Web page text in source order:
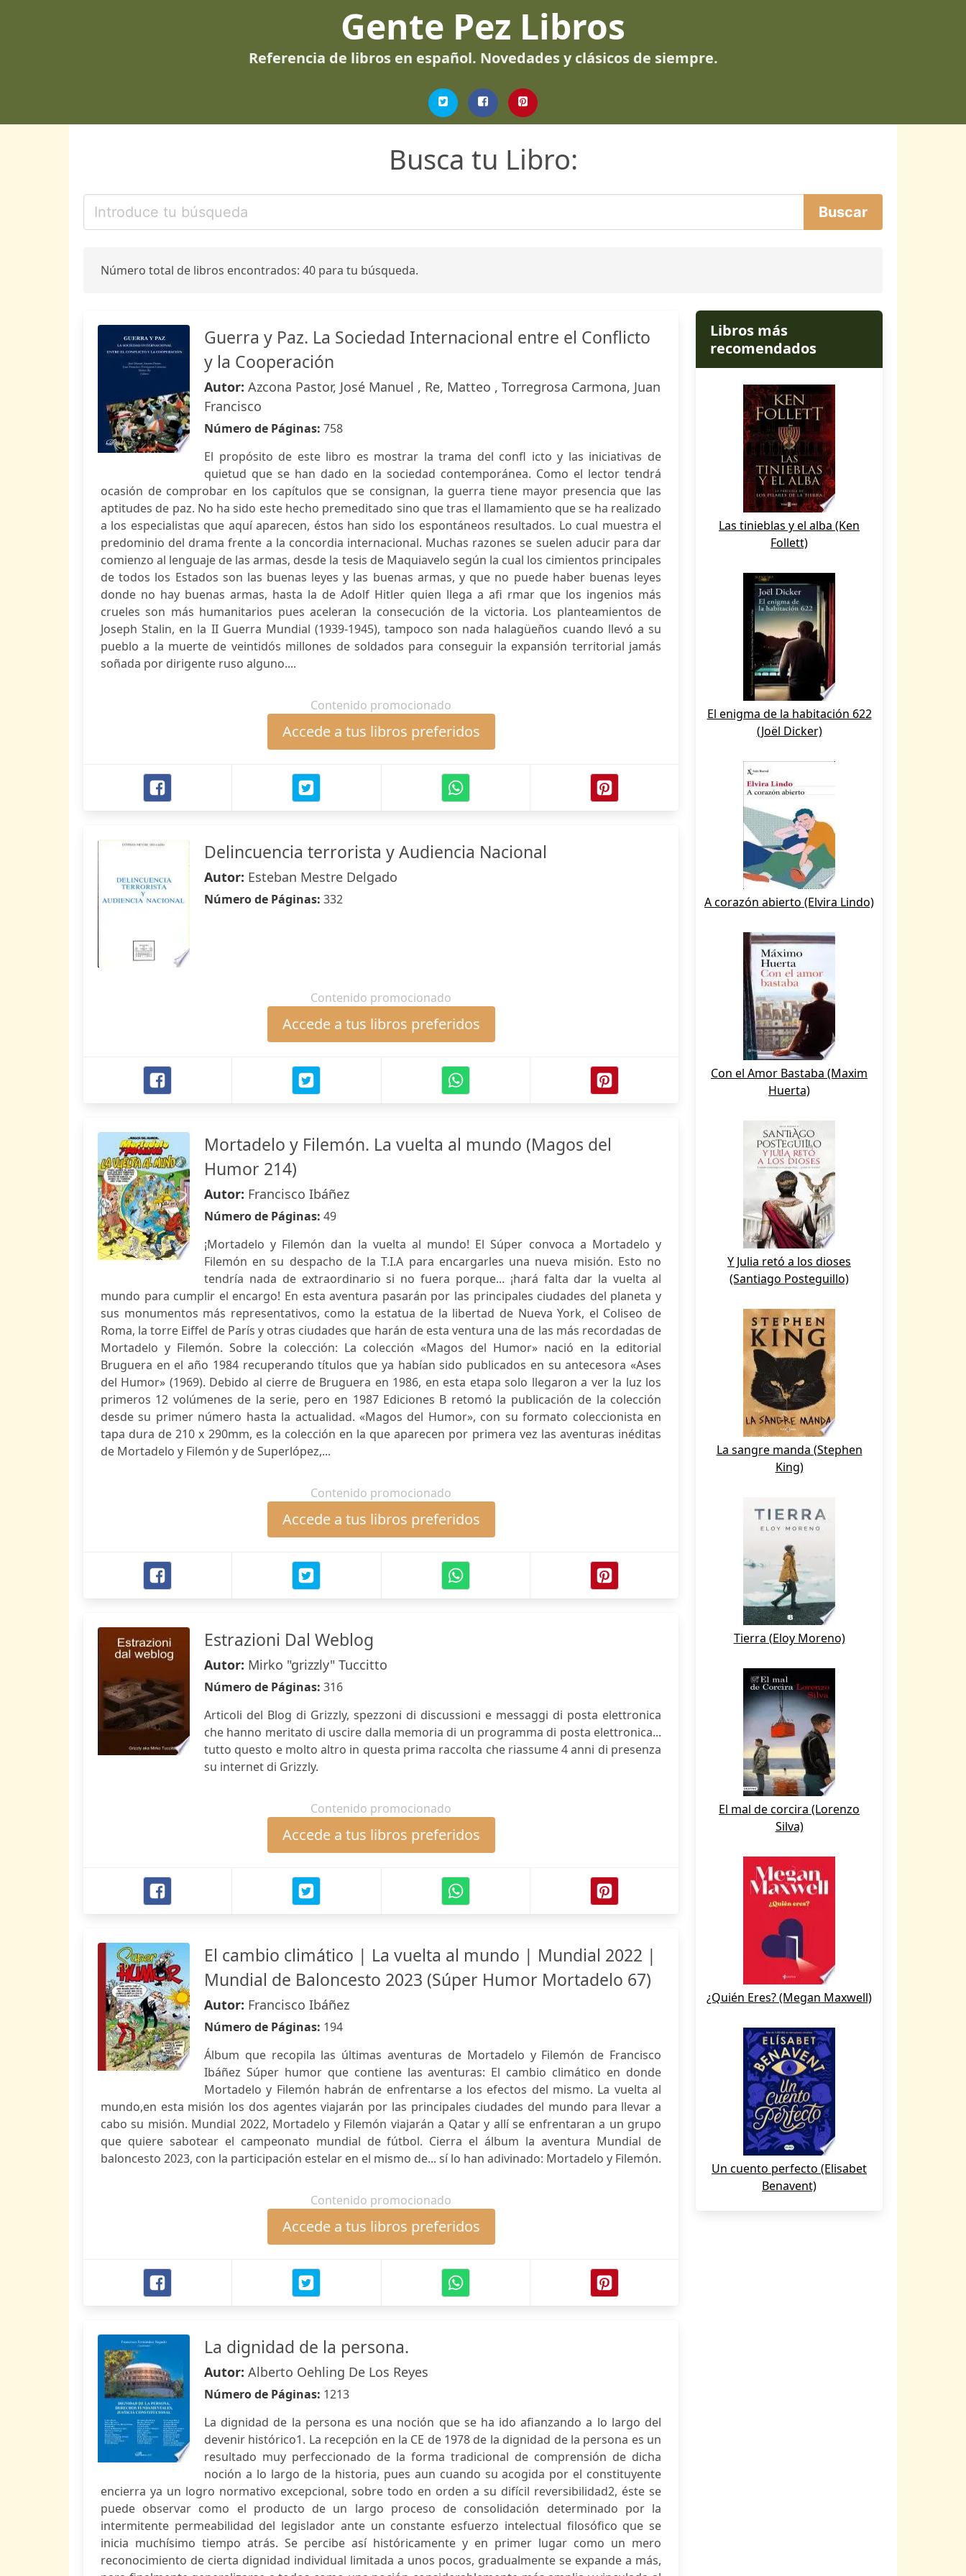
Gente Pez Libros
Referencia de libros en español. Novedades y clásicos de siempre.
Busca tu Libro:
Número total de libros encontrados: 40 para tu búsqueda.
Guerra y Paz. La Sociedad Internacional entre el Conflicto
y la Cooperación
Autor: Azcona Pastor, José Manuel , Re, Matteo , Torregrosa Carmona, Juan
Francisco
Número de Páginas: 758
El propósito de este libro es mostrar la trama del confl icto y las iniciativas de
quietud que se han dado en la sociedad contemporánea. Como el lector tendrá
ocasión de comprobar en los capítulos que se consignan, la guerra tiene mayor presencia que las
aptitudes de paz. No ha sido este hecho premeditado sino que tras el llamamiento que se ha realizado
a los especialistas que aquí aparecen, éstos han sido los espontáneos resultados. Lo cual muestra el
predominio del drama frente a la concordia internacional. Muchas razones se suelen aducir para dar
comienzo al lenguaje de las armas, desde la tesis de Maquiavelo según la cual los cimientos principales
de todos los Estados son las buenas leyes y las buenas armas, y que no puede haber buenas leyes
donde no hay buenas armas, hasta la de Adolf Hitler quien llega a afi rmar que los ingenios más
crueles son más humanitarios pues aceleran la consecución de la victoria. Los planteamientos de
Joseph Stalin, en la II Guerra Mundial (1939-1945), tampoco son nada halagüeños cuando llevó a su
pueblo a la muerte de veintidós millones de soldados para conseguir la expansión territorial jamás
soñada por dirigente ruso alguno....
Contenido promocionado
Accede a tus libros preferidos
Delincuencia terrorista y Audiencia Nacional
Autor: Esteban Mestre Delgado
Número de Páginas: 332
Contenido promocionado
Accede a tus libros preferidos
Mortadelo y Filemón. La vuelta al mundo (Magos del
Humor 214)
Autor: Francisco Ibáñez
Número de Páginas: 49
¡Mortadelo y Filemón dan la vuelta al mundo! El Súper convoca a Mortadelo y
Filemón en su despacho de la T.I.A para encargarles una nueva misión. Esto no
tendría nada de extraordinario si no fuera porque... ¡hará falta dar la vuelta al
mundo para cumplir el encargo! En esta aventura pasarán por las principales ciudades del planeta y
sus monumentos más representativos, como la estatua de la libertad de Nueva York, el Coliseo de
Roma, la torre Eiffel de París y otras ciudades que harán de esta ventura una de las más recordadas de
Mortadelo y Filemón. Sobre la colección: La colección «Magos del Humor» nació en la editorial
Bruguera en el año 1984 recuperando títulos que ya habían sido publicados en su antecesora «Ases
del Humor» (1969). Debido al cierre de Bruguera en 1986, en esta etapa solo llegaron a ver la luz los
primeros 12 volúmenes de la serie, pero en 1987 Ediciones B retomó la publicación de la colección
desde su primer número hasta la actualidad. «Magos del Humor», con su formato coleccionista en
tapa dura de 210 x 290mm, es la colección en la que aparecen por primera vez las aventuras inéditas
de Mortadelo y Filemón y de Superlópez,...
Contenido promocionado
Accede a tus libros preferidos
Estrazioni Dal Weblog
Autor: Mirko "grizzly" Tuccitto
Número de Páginas: 316
Articoli del Blog di Grizzly, spezzoni di discussioni e messaggi di posta elettronica
che hanno meritato di uscire dalla memoria di un programma di posta elettronica...
tutto questo e molto altro in questa prima raccolta che riassume 4 anni di presenza
su internet di Grizzly.
Contenido promocionado
Accede a tus libros preferidos
El cambio climático | La vuelta al mundo | Mundial 2022 |
Mundial de Baloncesto 2023 (Súper Humor Mortadelo 67)
Autor: Francisco Ibáñez
Número de Páginas: 194
Álbum que recopila las últimas aventuras de Mortadelo y Filemón de Francisco
Ibáñez Súper humor que contiene las aventuras: El cambio climático en donde
Mortadelo y Filemón habrán de enfrentarse a los efectos del mismo. La vuelta al
mundo,en esta misión los dos agentes viajarán por las principales ciudades del mundo para llevar a
cabo su misión. Mundial 2022, Mortadelo y Filemón viajarán a Qatar y allí se enfrentaran a un grupo
que quiere sabotear el campeonato mundial de fútbol. Cierra el álbum la aventura Mundial de
baloncesto 2023, con la participación estelar en el mismo de... sí lo han adivinado: Mortadelo y Filemón.
Contenido promocionado
Accede a tus libros preferidos
La dignidad de la persona.
Autor: Alberto Oehling De Los Reyes
Número de Páginas: 1213
La dignidad de la persona es una noción que se ha ido afianzando a lo largo del
devenir histórico1. La recepción en la CE de 1978 de la dignidad de la persona es un
resultado muy perfeccionado de la forma tradicional de comprensión de dicha
noción a lo largo de la historia, pues aun cuando su acogida por el constituyente
encierra ya un logro normativo excepcional, sobre todo en orden a su difícil reversibilidad2, éste se
puede observar como el producto de un largo proceso de consolidación determinado por la
intermitente permeabilidad del legislador ante un constante esfuerzo intelectual filosófico que se
inicia muchísimo tiempo atrás. Se percibe así históricamente y en primer lugar como un mero
reconocimiento de cierta dignidad individual limitada a unos pocos, gradualmente se expande a más,
Libros más
recomendados
Las tinieblas y el alba (Ken
Follett)
El enigma de la habitación 622
(Joël Dicker)
A corazón abierto (Elvira Lindo)
Con el Amor Bastaba (Maxim
Huerta)
Y Julia retó a los dioses
(Santiago Posteguillo)
La sangre manda (Stephen
King)
Tierra (Eloy Moreno)
El mal de corcira (Lorenzo
Silva)
¿Quién Eres? (Megan Maxwell)
Un cuento perfecto (Elisabet
Benavent)